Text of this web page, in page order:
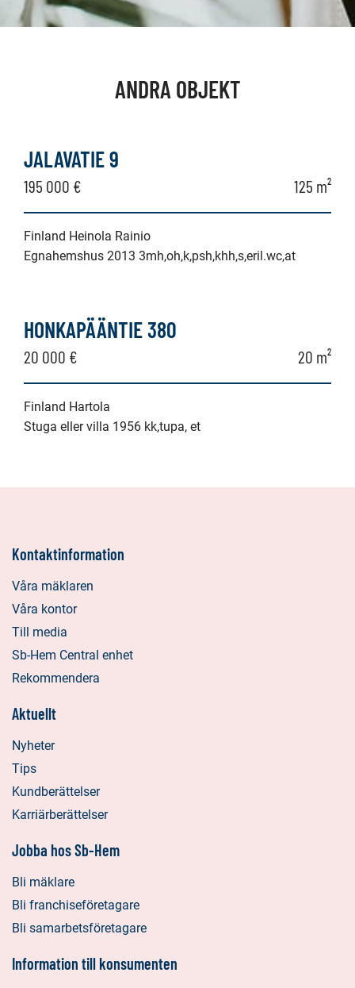
ANDRA OBJEKT
JALAVATIE 9
195 000 € 125 m²
Finland Heinola Rainio
Egnahemshus 2013 3mh,oh,k,psh,khh,s,eril.wc,at
HONKAPÄÄNTIE 380
20 000 € 20 m²
Finland Hartola
Stuga eller villa 1956 kk,tupa, et
Kontaktinformation
Våra mäklaren
Våra kontor
Till media
Sb-Hem Central enhet
Rekommendera
Aktuellt
Nyheter
Tips
Kundberättelser
Karriärberättelser
Jobba hos Sb-Hem
Bli mäklare
Bli franchiseföretagare
Bli samarbetsföretagare
Information till konsumenten